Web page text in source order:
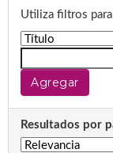
Utiliza filtros
Resultados por